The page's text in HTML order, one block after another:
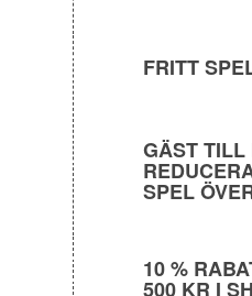
FRITT
GÄST TILL
SPEL
10 %
500 KR I